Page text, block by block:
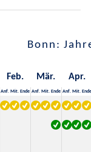
Bonn:
Feb. Mär. Apr.
Anf. Mit. Ende Anf. Mit. Ende Anf. Mit. Ende